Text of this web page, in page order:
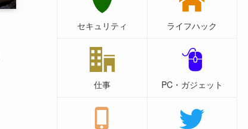
セキュリティ ライフハック
仕事 PC・ガジェット